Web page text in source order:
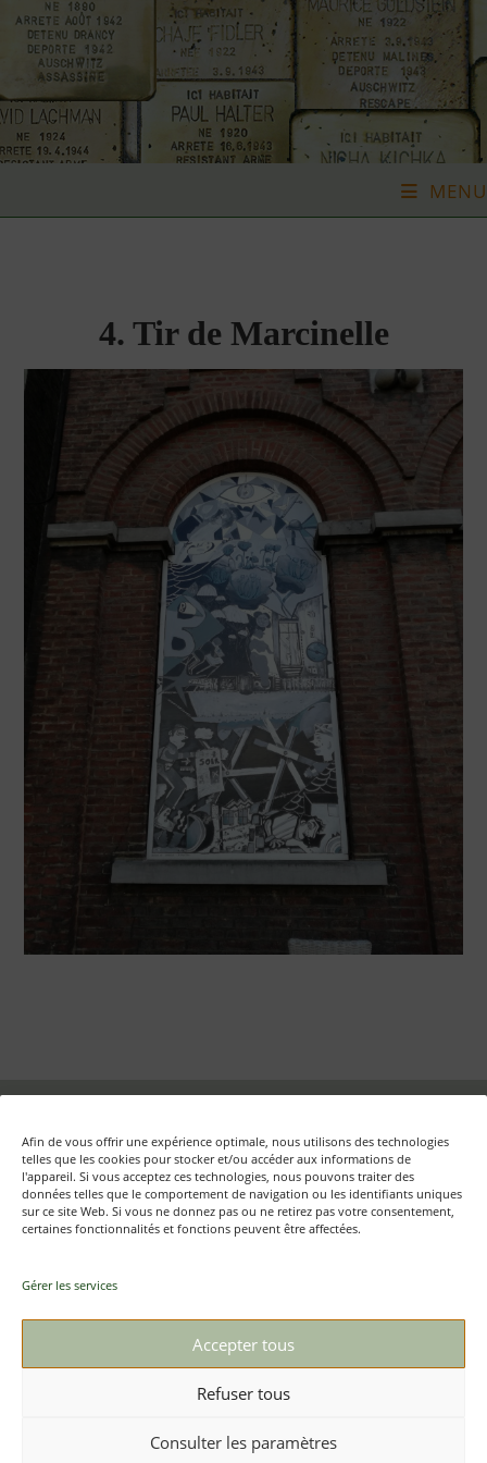
Afin de vous offrir une expérience optimale, nous utilisons des technologies
telles que les cookies pour stocker et/ou accéder aux informations de
l'appareil. Si vous acceptez ces technologies, nous pouvons traiter des
données telles que le comportement de navigation ou les identifiants uniques
sur ce site Web. Si vous ne donnez pas ou ne retirez pas votre consentement,
certaines fonctionnalités et fonctions peuvent être affectées.
Gérer les services
Accepter tous
Refuser tous
Consulter les paramètres
Skip
content
MENU
4. Tir de Marcinelle
Rue aux Laines, 17 boîte 50 – B-1000 Bruxelles
Textes et photos : © Mémoire d’Auschwitz ASBL/ Daniel
+32 (0)2 512 79 98
Contact
Politique de cookies (UE)